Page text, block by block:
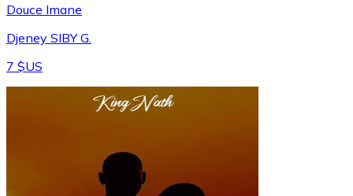
Douce Imane
Djeney SIBY G.
7 $US